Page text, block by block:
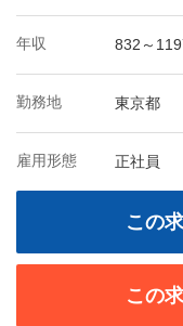
年収 832～
勤務地 東京都
雇用形態 正社員
この
この